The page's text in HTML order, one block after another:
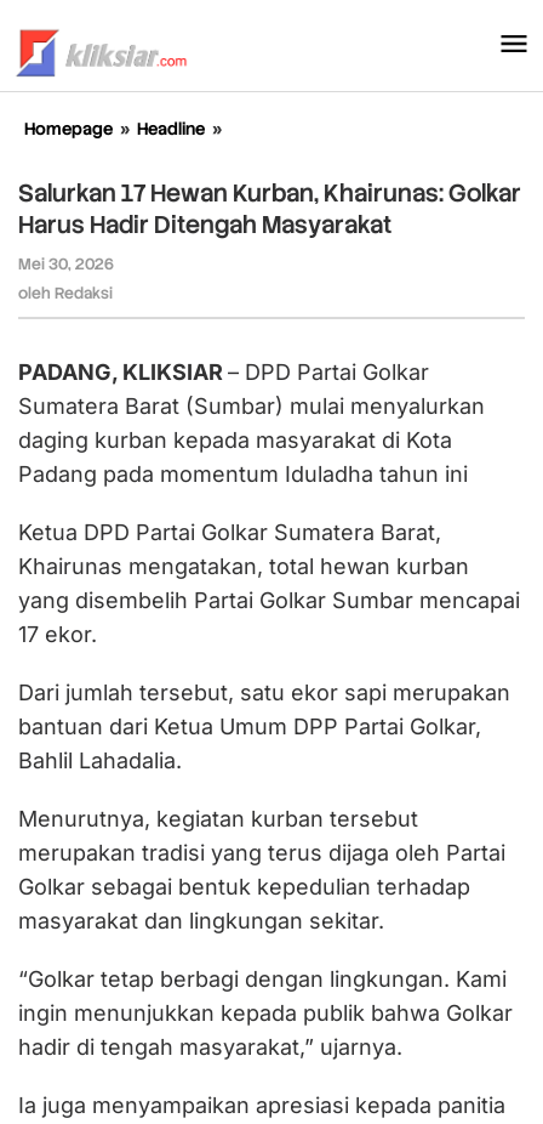
konten
Homepage » Headline »
Hewan
Kurban,
Khairunas:
Masyarakat
Salurkan 17 Hewan Kurban, Khairunas: Golkar
Harus Hadir Ditengah Masyarakat
Mei 30, 2026
oleh Redaksi
PADANG, KLIKSIAR – DPD Partai Golkar
Sumatera Barat (Sumbar) mulai menyalurkan
daging kurban kepada masyarakat di Kota
Padang pada momentum Iduladha tahun ini
Ketua DPD Partai Golkar Sumatera Barat,
Khairunas mengatakan, total hewan kurban
yang disembelih Partai Golkar Sumbar mencapai
17 ekor.
Dari jumlah tersebut, satu ekor sapi merupakan
bantuan dari Ketua Umum DPP Partai Golkar,
Bahlil Lahadalia.
Menurutnya, kegiatan kurban tersebut
merupakan tradisi yang terus dijaga oleh Partai
Golkar sebagai bentuk kepedulian terhadap
masyarakat dan lingkungan sekitar.
“Golkar tetap berbagi dengan lingkungan. Kami
ingin menunjukkan kepada publik bahwa Golkar
hadir di tengah masyarakat,” ujarnya.
Ia juga menyampaikan apresiasi kepada panitia